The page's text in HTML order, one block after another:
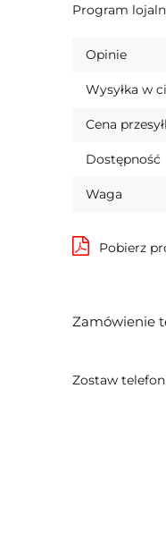
Program
Opinie
Wysyłka w
Cena
Dostępność
Waga
Pobierz
Zamówienie
Zostaw telefon